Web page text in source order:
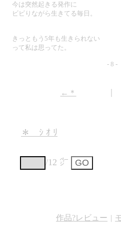
今は突然起きる発作に
ビビりながら生きてる毎日。
きっともう5年も生きられない
って私は思ってた。
- 8 -
←＊
＊ ｼ ｵ ﾘ
/12 ㌻
作品?レビュー |